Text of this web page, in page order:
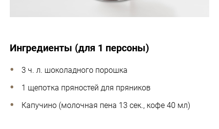
Ингредиенты (для 1 персоны)
3 ч. л. шоколадного порошка
1 щепотка пряностей для пряников
Капучино (молочная пена 13 сек., кофе 40 мл)